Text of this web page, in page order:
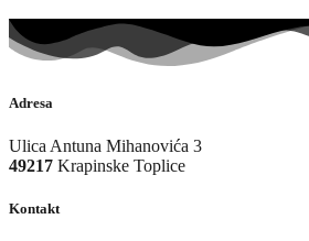
Adresa
Ulica Antuna Mihanovića 3
49217 Krapinske Toplice
Kontakt